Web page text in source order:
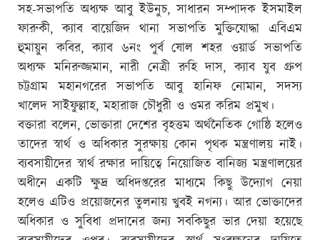
সহ-সভাপতি অধ্যক্ষ আবু ইউনুচ, সাধারন সম্পাদক ইসমাইল
ফারুকী, ক্যাব বায়েজিদ থানা সভাপতি মুক্তিযোদ্ধা এবিএম
হুমায়ুন কবির, ক্যাব ৬নং পুর্ব ষোল শহর ওয়ার্ড সভাপতি
অধ্যক্ষ মনিরুজ্জমান, নারী নেত্রী রুহি দাস, ক্যাব যুব গ্রুপ
চট্টগ্রাম মহানগরের সভাপতি আবু হানিফ নোমান, সদস্য
খালেদ সাইফুল্লাহ, মহারাজ চৌধুরী ও ওমর করিম প্রমুখ।
বক্তারা বলেন, ভোক্তারা দেশের বৃহত্তম অর্থনৈতিক গোষ্ঠি হলেও
তাদের স্বার্থ ও অধিকার সুরক্ষায় কোন পৃথক মন্ত্রণালয় নাই।
ব্যবসায়ীদের স্বার্থ রক্ষার দায়িত্বে নিয়োজিত বানিজ্য মন্ত্রণালয়ের
অধীনে একটি ক্ষুদ্র অধিদপ্তরের মাধ্যমে কিছু উদ্যোগ নেয়া
হলেও এটিও প্রয়োজনের তুলনায় খুবই নগন্য। আর ভোক্তাদের
অধিকার ও সুবিধা প্রদানের জন্য সবকিছুর ভার দেয়া হয়েছে